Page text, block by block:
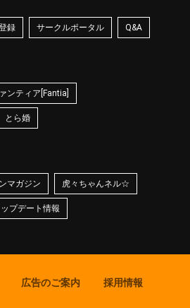
録 サークルポータル Q&A
ンティア[Fantia]
とら婚
マガジン 虎々ちゃんネル☆
プデート情報
広告のご案内 採用情報